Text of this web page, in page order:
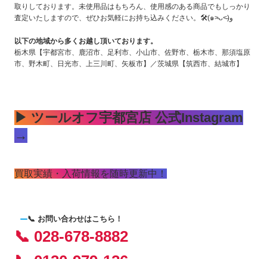
取りしております。未使用品はもちろん、使用感のある商品でもしっかり
査定いたしますので、ぜひお気軽にお持ち込みください。🛠(๑˃̵ᴗ˂̵)و
以下の地域から多くお越し頂いております。
栃木県【宇都宮市、鹿沼市、足利市、小山市、佐野市、栃木市、那須塩原
市、野木町、日光市、上三川町、矢板市】／茨城県【筑西市、結城市】
▶ ツールオフ宇都宮店 公式Instagram
→
買取実績・入荷情報を随時更新中！
📞 お問い合わせはこちら！
📞 028-678-8882